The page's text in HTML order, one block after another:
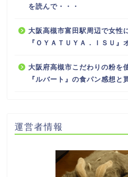
を読んで・・・
大阪高槻市富田駅周辺で女性
『ＯＹＡＴＵＹＡ．ＩＳＵ』
大阪府高槻市こだわりの粉を
『ルバート』の食パン感想と
運営者情報